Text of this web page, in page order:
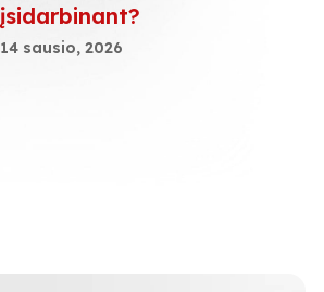
įsidarbinant?
14 sausio, 2026